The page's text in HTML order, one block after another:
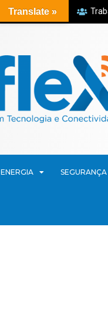
ENERGIA SEGURANÇA
Translate »